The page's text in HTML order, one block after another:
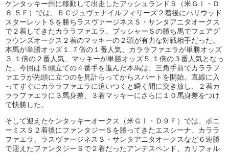
ケンタッキー州に移動して出走したアッシュランドＳ（米ＧⅠ・Ｄ
８.５Ｆ）では、ＢＣジュヴェナイルフィリーズ２着後にハリウッド
スターレットＳを勝ちラスヴァージネスＳ・サンタアニタオークス
で２着してきたカララファエラ、ブッシャーＳの勝ち馬でフェアグ
ラウンズオークス２着のマッキーの２頭が有力な対戦相手だった。
本馬が単勝オッズ１.７倍の１番人気、カララファエラが単勝オッズ
３.１倍の２番人気、マッキーが単勝オッズ５.１倍の３番人気となっ
た。今回は５頭立ての４番手を進んだ本馬は、三角手前でカララフ
ァエラが先頭に立つのを見計らってからスパートを開始。直線に入
ってすぐにカララファエラに追いつくと瞬く間に突き放し、２着カ
ララファエラに３馬身差、３着マッキーにさらに１０馬身差をつけ
て快勝した。
そして迎えたケンタッキーオークス（米ＧⅠ・Ｄ９Ｆ）では、ボニ
ーミスＳ２着後にファンタジーＳを勝ってきたエスシーナ、カララ
ファエラ、ラスヴァージネスＳ・サンタアニタオークスなど６連勝
で迎えたファンタジーＳで２着だったアンテスペンド、カリフォル